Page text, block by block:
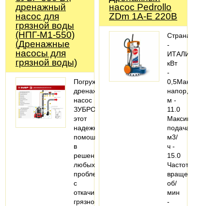
дренажный
насос для
грязной воды
(НПГ-М1-550)
(Дренажные
насосы для
грязной воды)
Погружной
дренажный
насос
ЗУБРОпустите
этот
надежный
помощник
в
решение
любых
проблем
с
откачиванием
грязной
насос Pedrollo
ZDm 1A-E 220В
Страна
-
кВт
-
напор,
м -
11.0
Максимальная
подача,
м3/
ч -
15.0
Частота
вращения,
об/
мин
-